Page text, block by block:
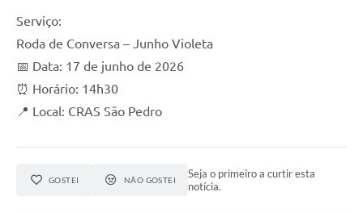
Serviço:
Roda de Conversa – Junho Violeta
📅 Data: 17 de junho de 2026
⏰ Horário: 14h30
📍 Local: CRAS São Pedro
GOSTEI NÃO GOSTEI
Seja o primeiro a curtir esta
notícia.